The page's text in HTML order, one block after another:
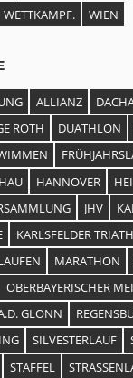
WETTKAMPF. WIEN
ALLIANZ
ROTH
DUATHLON
HANNOVER
JHV
KARLSFELDER
MARATHON
OBERBAYERISCHER
GLONN
SILVESTERLAUF
STAFFEL